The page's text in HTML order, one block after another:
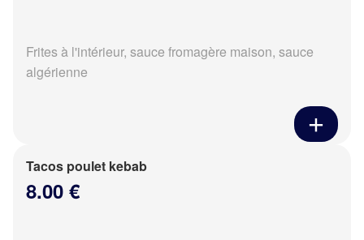
Frites à l'intérieur, sauce fromagère maison, sauce
algérienne
Tacos poulet kebab
8.00 €